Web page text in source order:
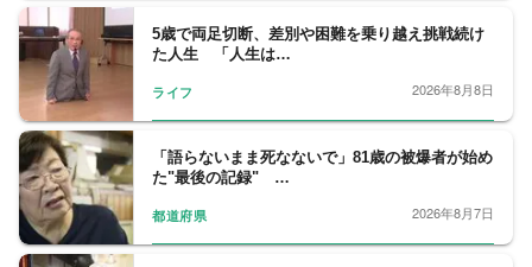
5歳で両足切断、差別や困難を乗り越え挑戦続け
た人生 「人生は…
ライフ 2026年8月8日
「語らないまま死なないで」81歳の被爆者が始め
た"最後の記録" …
都道府県 2026年8月7日